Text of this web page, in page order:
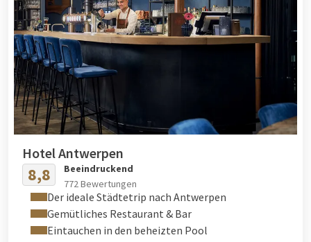
Hotel Antwerpen
8,8
Beeindruckend
772 Bewertungen
Der ideale Städtetrip nach Antwerpen
Gemütliches Restaurant & Bar
Eintauchen in den beheizten Pool